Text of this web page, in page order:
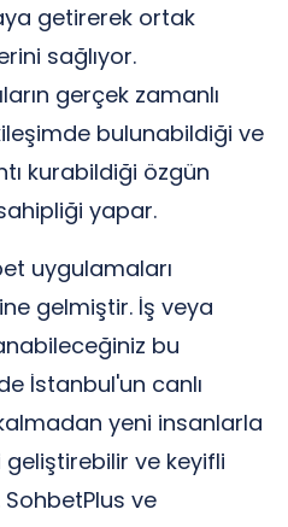
getirerek ortak
sağlıyor.
gerçek zamanlı
bulunabildiği ve
kurabildiği özgün
yapar.
uygulamaları
gelmiştir. İş veya
bu
İstanbul'un canlı
yeni insanlarla
geliştirebilir ve keyifli
ve